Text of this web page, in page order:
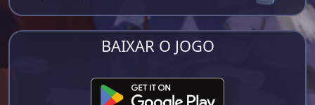
BAIXAR O JOGO